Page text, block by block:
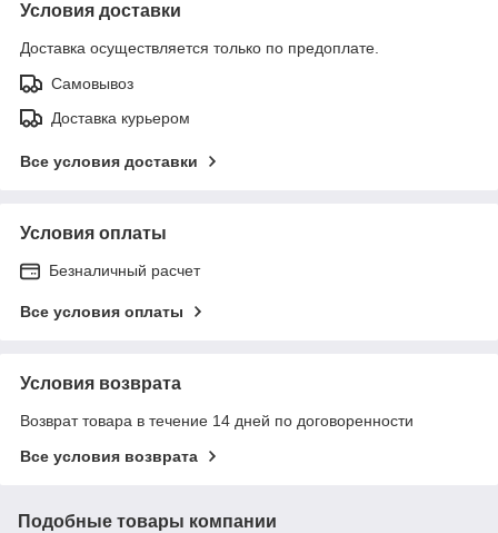
Условия доставки
Доставка осуществляется только по предоплате.
Самовывоз
Доставка курьером
Все условия доставки
Условия оплаты
Безналичный расчет
Все условия оплаты
Условия возврата
Возврат товара в течение 14 дней по договоренности
Все условия возврата
Подобные товары компании